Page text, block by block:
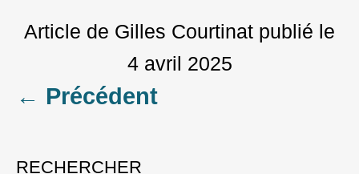
Article de Gilles Courtinat publié le
4 avril 2025
Posts
← Précédent
RECHERCHER